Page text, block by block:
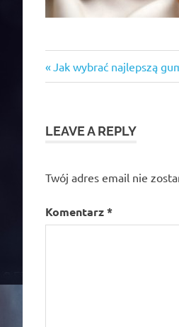
Nawigacja
Previous
Post:
Jak wybrać najlepszą
LEAVE A REPLY
Twój adres email nie
Komentarz*